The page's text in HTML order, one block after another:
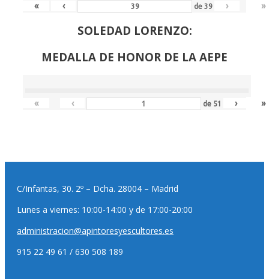
« ‹ de39 › »
SOLEDAD LORENZO:
MEDALLA DE HONOR DE LA AEPE
« ‹ de 51 › »
C/Infantas, 30. 2º – Dcha. 28004 – Madrid
Lunes a viernes: 10:00-14:00 y de 17:00-20:00
administracion@apintoresyescultores.es
915 22 49 61 / 630 508 189